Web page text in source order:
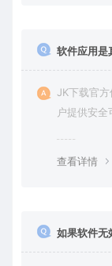
软件应用是
JK下载官
户提供安
查看详情
如果软件无